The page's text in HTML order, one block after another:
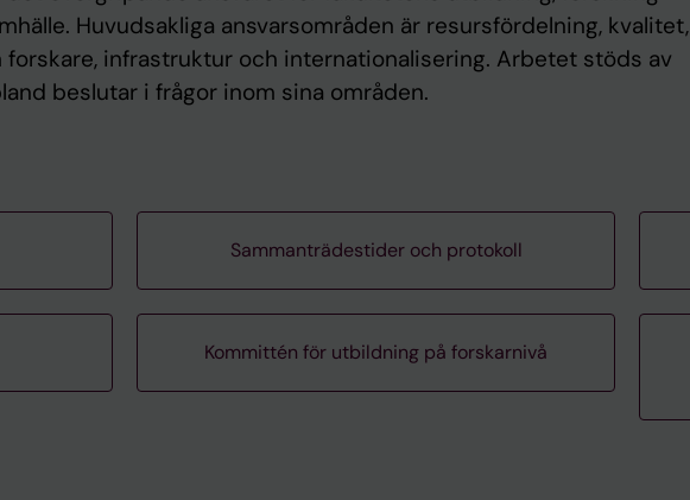
Huvudsakliga ansvarsområden är resursfördelning, kvalitet,
infrastruktur och internationalisering. Arbetet stöds av
beslutar i frågor inom sina områden.
Sammanträdestider och protokoll
Kommittén för utbildning på forskarnivå